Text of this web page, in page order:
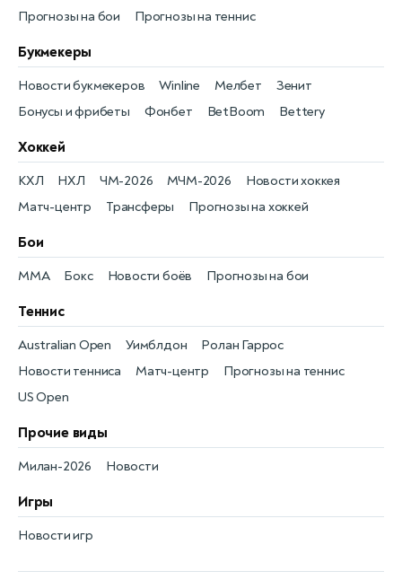
Прогнозы на бои Прогнозы на теннис
Букмекеры
Бонусы и фрибеты
Новости букмекеров
Фонбет
Winline
BetBoom
Мелбет
Bettery
Зенит
Хоккей
Новости хоккея
КХЛ
Матч-центр
НХЛ
Трансферы
ЧМ-2026
Прогнозы на хоккей
МЧМ-2026
Бои
Новости боёв
MMA Прогнозы на бои
Бокс
Теннис
Новости тенниса
Australian Open
Матч-центр
Уимблдон
Прогнозы на теннис
Ролан Гаррос
US Open
Прочие виды
Новости
Милан-2026
Игры
Новости игр